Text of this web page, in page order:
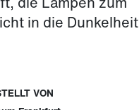
in die Dunkelheit
VON